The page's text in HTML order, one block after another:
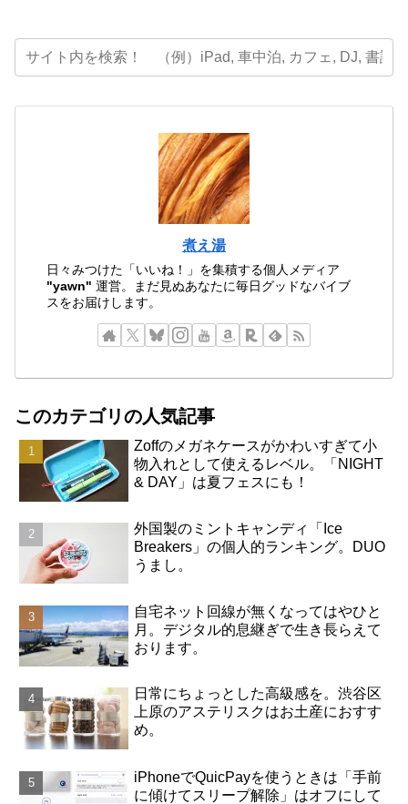
煮え湯
日々みつけた「いいね！」を集積する個人メディア
"yawn" 運営。まだ見ぬあなたに毎日グッドなバイブ
スをお届けします。
このカテゴリの人気記事
Zoffのメガネケースがかわいすぎて小
物入れとして使えるレベル。「NIGHT
& DAY」は夏フェスにも！
外国製のミントキャンディ「Ice
Breakers」の個人的ランキング。DUO
うまし。
自宅ネット回線が無くなってはやひと
月。デジタル的息継ぎで生き長らえて
おります。
日常にちょっとした高級感を。渋谷区
上原のアステリスクはお土産におすす
め。
iPhoneでQuicPayを使うときは「手前
に傾けてスリープ解除」はオフにして